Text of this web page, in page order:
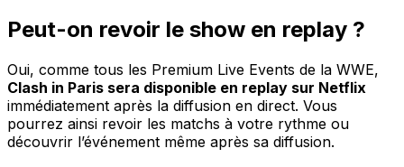
Peut-on revoir le show en replay ?
Oui, comme tous les Premium Live Events de la WWE,
Clash in Paris sera disponible en replay sur Netflix
immédiatement après la diffusion en direct. Vous
pourrez ainsi revoir les matchs à votre rythme ou
découvrir l’événement même après sa diffusion.